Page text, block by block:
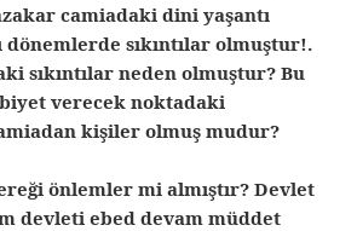
camiadaki dini yaşantı
dönemlerde sıkıntılar olmuştur!.
sıkıntılar neden olmuştur? Bu
verecek noktadaki
kişiler olmuş mudur?
önlemler mi almıştır? Devlet
devleti ebed devam müddet